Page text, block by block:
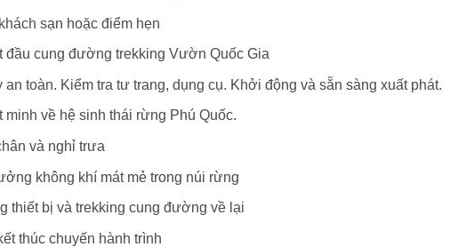
sạn hoặc điểm hẹn
đầu cung đường trekking Vườn Quốc Gia
toàn. Kiểm tra tư trang, dụng cụ. Khởi động và sẵn sàng xuất phát.
về hệ sinh thái rừng Phú Quốc.
và nghỉ trưa
không khí mát mẻ trong núi rừng
thiết bị và trekking cung đường về lại
thúc chuyến hành trình